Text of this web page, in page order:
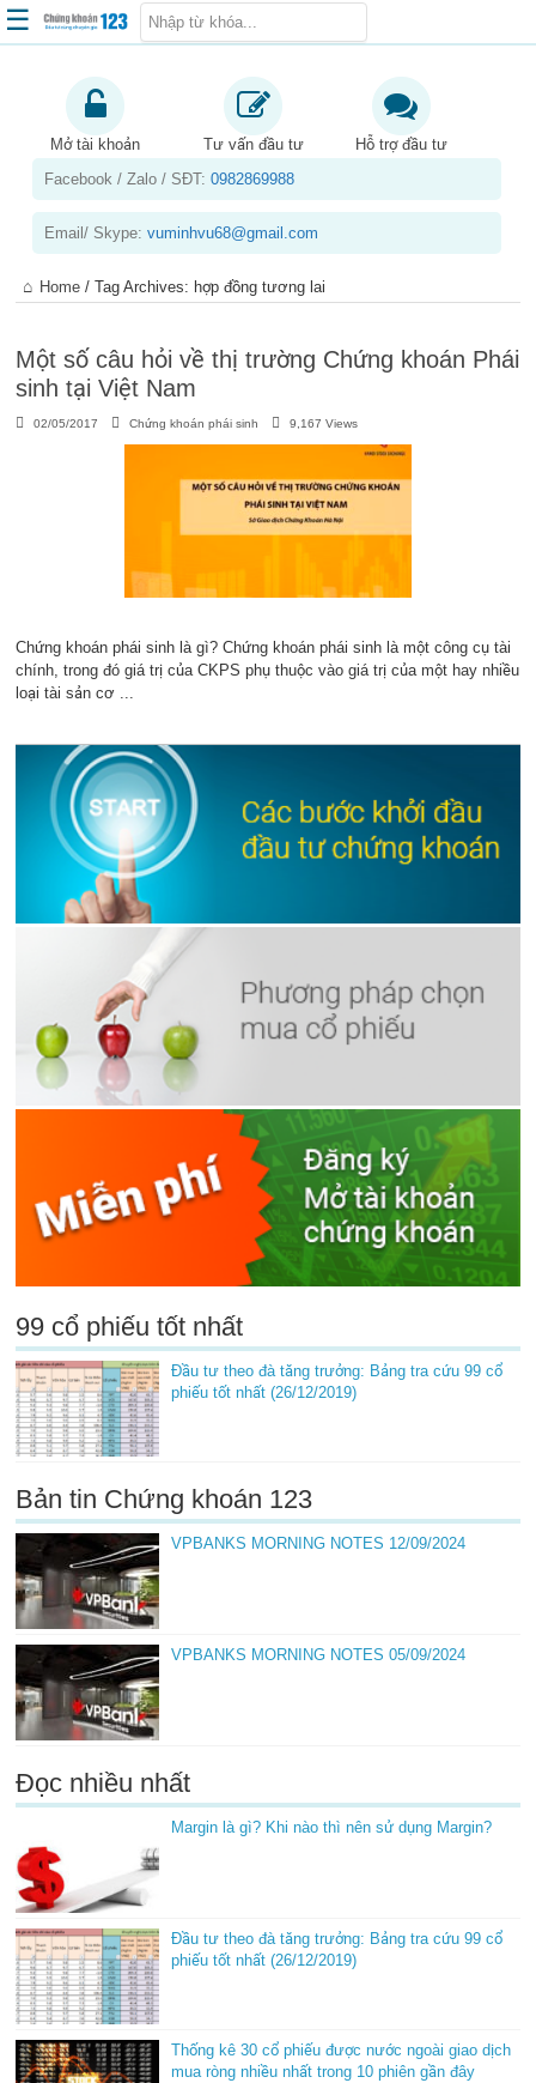
Trang chủ
Kiến thức chứng khoán
Kinh nghiệm đầu tư
Sản phẩm – dịch vụ
Chứng khoán phái sinh
☰
Mở tài khoản Tư vấn đầu tư
Hỗ trợ đầu tư
Facebook / Zalo / SĐT:0982869988
Email/ Skype:vuminhvu68@gmail.com
Home /Tag Archives: hợp đồng tương lai
Một số câu hỏi về thị trường Chứng khoán Phái
sinh tại Việt Nam
02/05/2017 Chứng khoán phái sinh 9,167 Views
Chứng khoán phái sinh là gì? Chứng khoán phái sinh là một công cụ tài
chính, trong đó giá trị của CKPS phụ thuộc vào giá trị của một hay nhiều
loại tài sản cơ ...
99 cổ phiếu tốt nhất
Đầu tư theo đà tăng trưởng: Bảng tra cứu 99 cổ
phiếu tốt nhất (26/12/2019)
Bản tin Chứng khoán 123
VPBANKS MORNING NOTES 12/09/2024
VPBANKS MORNING NOTES 05/09/2024
Đọc nhiều nhất
Margin là gì? Khi nào thì nên sử dụng Margin?
Đầu tư theo đà tăng trưởng: Bảng tra cứu 99 cổ
phiếu tốt nhất (26/12/2019)
Thống kê 30 cổ phiếu được nước ngoài giao dịch
mua ròng nhiều nhất trong 10 phiên gần đây